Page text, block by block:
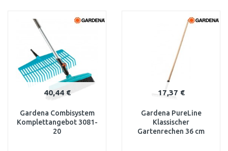
Vergleichen
40,44 €
Gardena Combisystem
Komplettangebot 3081-
20
17,37 €
Gardena PureLine
Klassischer
Gartenrechen 36 cm